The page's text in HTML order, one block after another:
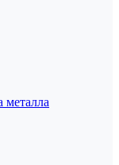
металла